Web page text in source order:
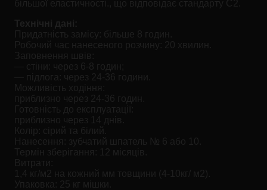
більшої еластичності., що відповідає стандарту С2.
Технічні дані:
Придатність замісу: більше 8 годин.
Робочий час нанесеного розчину: 20 хвилин.
Заповнення швів:
— стіни: через 6-8 годин;
— підлога: через 24-36 години.
Можливість ходіння:
приблизно через 24-36 годин.
Готовність до експлуатації:
приблизно через 14 днів.
Колір: сірий та білий.
Нанесення: зубчатий шпатель № 6 або 10.
Термін зберігання: 12 місяців.
1,4 кг/м2 на кожний мм товщини (4-10кг/ м2).
Упаковка: 25 кг мішки.